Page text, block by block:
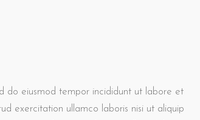
do eiusmod tempor incididunt ut labore et
exercitation ullamco laboris nisi ut aliquip